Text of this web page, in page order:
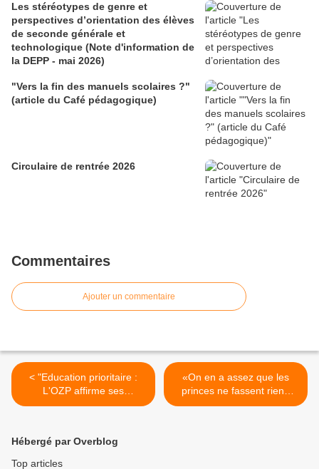
Les stéréotypes de genre et
perspectives d’orientation des élèves
de seconde générale et
technologique (Note d'information de
la DEPP - mai 2026)
"Vers la fin des manuels scolaires ?"
(article du Café pédagogique)
Circulaire de rentrée 2026
Commentaires
Ajouter un commentaire
< "Education prioritaire :
L'OZP affirme ses
revendications" (Café
«On en a assez que les
princes ne fassent rien»
(liberation.fr) >
Hébergé par Overblog
Top articles